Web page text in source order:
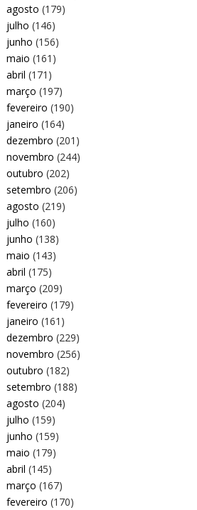
agosto (179)
julho (146)
junho (156)
maio (161)
abril (171)
março (197)
fevereiro (190)
janeiro (164)
dezembro (201)
novembro (244)
outubro (202)
setembro (206)
agosto (219)
julho (160)
junho (138)
maio (143)
abril (175)
março (209)
fevereiro (179)
janeiro (161)
dezembro (229)
novembro (256)
outubro (182)
setembro (188)
agosto (204)
julho (159)
junho (159)
maio (179)
abril (145)
março (167)
fevereiro (170)